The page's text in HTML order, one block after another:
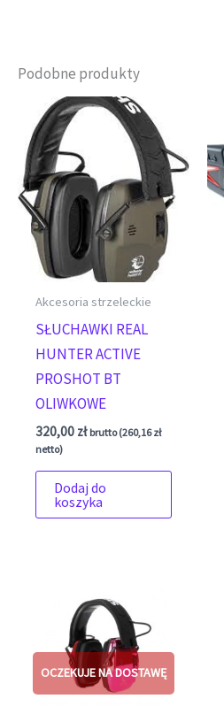
Podobne produkty
Akcesoria strzeleckie
SŁUCHAWKI REAL
HUNTER ACTIVE
PROSHOT BT
OLIWKOWE
320,00 zł brutto (260,16zł
netto)
Dodaj do
koszyka